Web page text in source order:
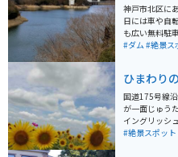
神戸市北区に
日には車や自
も広い無料駐
4台とベンチが
#ダム#絶景ス
ひまわり
国道175号線
が一面じゅう
イングリッシ
され、流れる小川、池
#絶景スポット